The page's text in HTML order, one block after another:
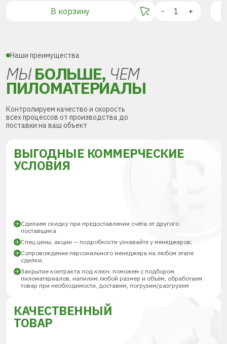
В корзину - +
Наши преимущества
МЫБОЛЬШЕ, ЧЕМ
ПИЛОМАТЕРИАЛЫ
Контролируем качество и скорость
всех процессов от производства до
поставки на ваш объект
ВЫГОДНЫЕ КОММЕРЧЕСКИЕ
УСЛОВИЯ
Сделаем скидку при предоставлении счёта от другого
поставщика
Спец.цены, акции — подробности узнавайте у менеджеров;
Сопровождение персонального менеджера на любом этапе
сделки;
Закрытие контракта под ключ: поможем с подбором
пиломатериалов, напилим любой размер и объём, обработаем
товар при необходимости, доставим, погрузим/разгрузим
КАЧЕСТВЕННЫЙ
ТОВАР